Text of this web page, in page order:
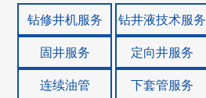
钻修井机服务 钻井液技术服务
固井服务
定向井服务
连续油管 下套管服务